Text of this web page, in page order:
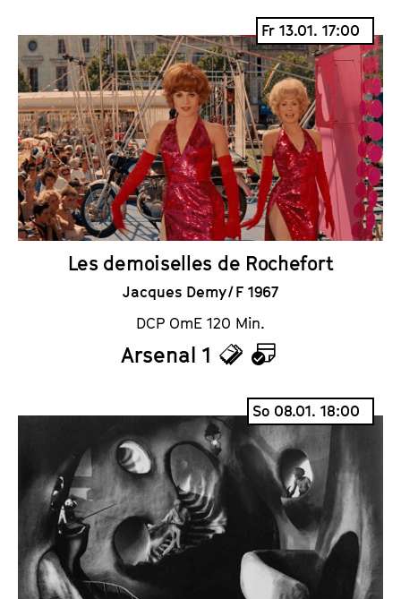
c
k
e
t
s
a
l
e
n
d
e
r
Fr 13.01. 17:00
Les demoiselles de Rochefort
Jacques Demy / F 1967
DCP OmE 120 Min.
Arsenal 1
T
c
k
K
a
l
e
e
r
So 08.01. 18:00